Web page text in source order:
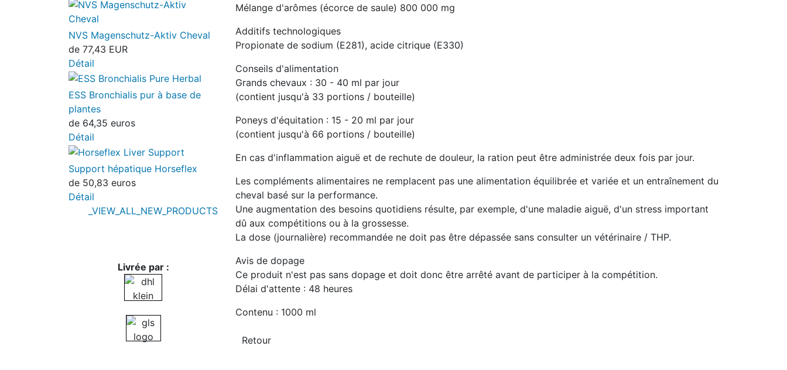
NVS Magenschutz-Aktiv Cheval
de 77,43 EUR
Détail
ESS Bronchialis pur à base de
plantes
de 64,35 euros
Détail
Support hépatique Horseflex
de 50,83 euros
Détail
_VIEW_ALL_NEW_PRODUCTS
Livrée par :
Mélange d'arômes (écorce de saule) 800 000 mg
Additifs technologiques
Propionate de sodium (E281), acide citrique (E330)
Conseils d'alimentation
Grands chevaux : 30 - 40 ml par jour
(contient jusqu'à 33 portions / bouteille)
Poneys d'équitation : 15 - 20 ml par jour
(contient jusqu'à 66 portions / bouteille)
En cas d'inflammation aiguë et de rechute de douleur, la ration peut être administrée deux fois par jour.
Les compléments alimentaires ne remplacent pas une alimentation équilibrée et variée et un entraînement du
cheval basé sur la performance.
Une augmentation des besoins quotidiens résulte, par exemple, d'une maladie aiguë, d'un stress important
dû aux compétitions ou à la grossesse.
La dose (journalière) recommandée ne doit pas être dépassée sans consulter un vétérinaire / THP.
Avis de dopage
Ce produit n'est pas sans dopage et doit donc être arrêté avant de participer à la compétition.
Délai d'attente : 48 heures
Contenu : 1000 ml